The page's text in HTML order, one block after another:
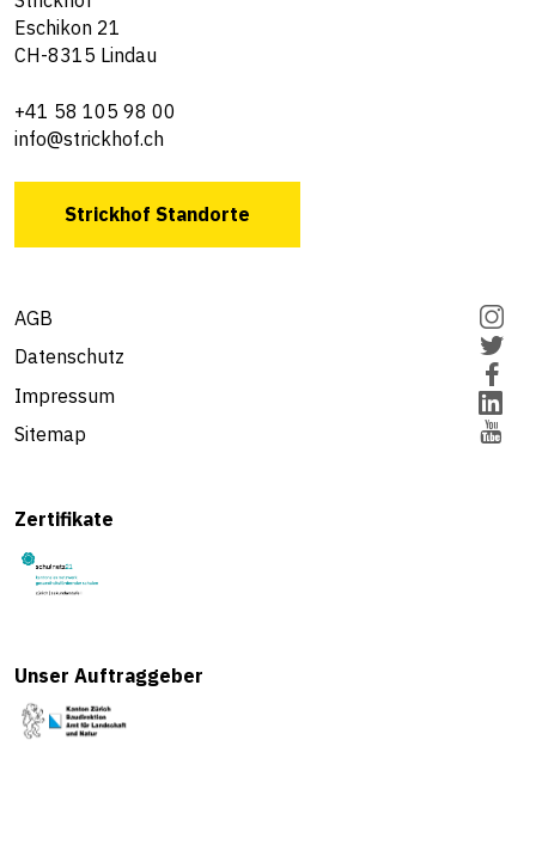
Eschikon 21
CH-8315 Lindau
+41 58 105 98 00
info@strickhof.ch
Strickhof Standorte
AGB
Datenschutz
Impressum
Sitemap
Zertifikate
Unser Auftraggeber